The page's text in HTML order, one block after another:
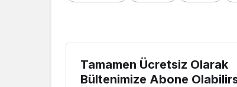
Tamamen Ücretsiz Olarak
Bültenimize Abone